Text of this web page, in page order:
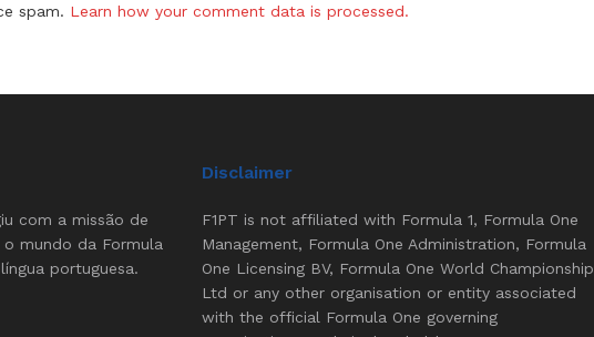
spam. Learn how your comment data is processed.
com a missão de
mundo da Formula
portuguesa.
Disclaimer
F1PT is not affiliated with Formula 1, Formula One
Management, Formula One Administration, Formula
One Licensing BV, Formula One World Championship
Ltd or any other organisation or entity associated
with the official Formula One governing